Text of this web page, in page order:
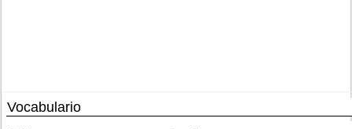
Vocabulario